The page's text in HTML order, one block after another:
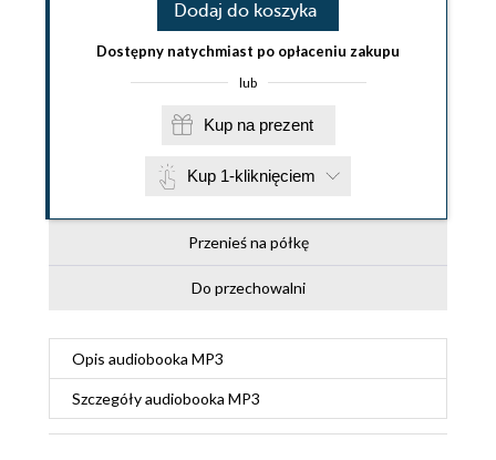
Dodaj do koszyka
Dostępny natychmiast po opłaceniu zakupu
lub
Kup na prezent
Kup 1-kliknięciem
Przenieś na półkę
Do przechowalni
Opis audiobooka MP3
Szczegółyaudiobooka MP3